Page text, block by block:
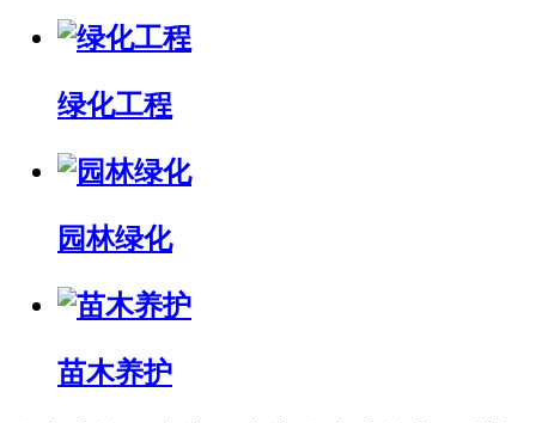
绿化工程
园林绿化
苗木养护